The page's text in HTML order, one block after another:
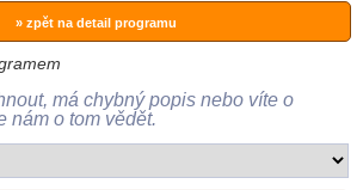
» zpět na detail programu
má chybný popis nebo víte o
nám o tom vědět.